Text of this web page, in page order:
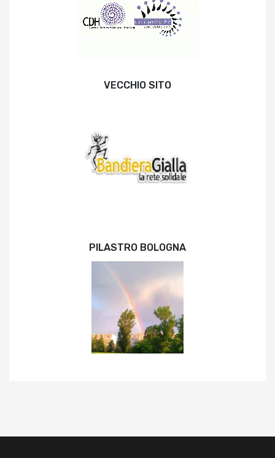
VECCHIO SITO
PILASTRO BOLOGNA